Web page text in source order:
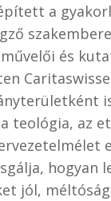
a
és
teológia, az
hogyan
jól,